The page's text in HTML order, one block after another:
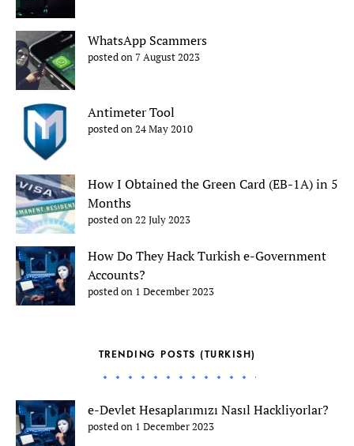
WhatsApp Scammers
posted on 7 August 2023
Antimeter Tool
posted on 24 May 2010
How I Obtained the Green Card (EB-1A) in 5
Months
posted on 22 July 2023
How Do They Hack Turkish e-Government
Accounts?
posted on 1 December 2023
TRENDING POSTS (TURKISH)
e-Devlet Hesaplarımızı Nasıl Hackliyorlar?
posted on 1 December 2023